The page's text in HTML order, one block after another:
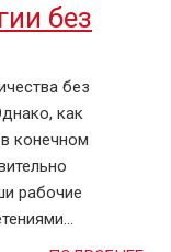
без
без
как
конечном
рабочие